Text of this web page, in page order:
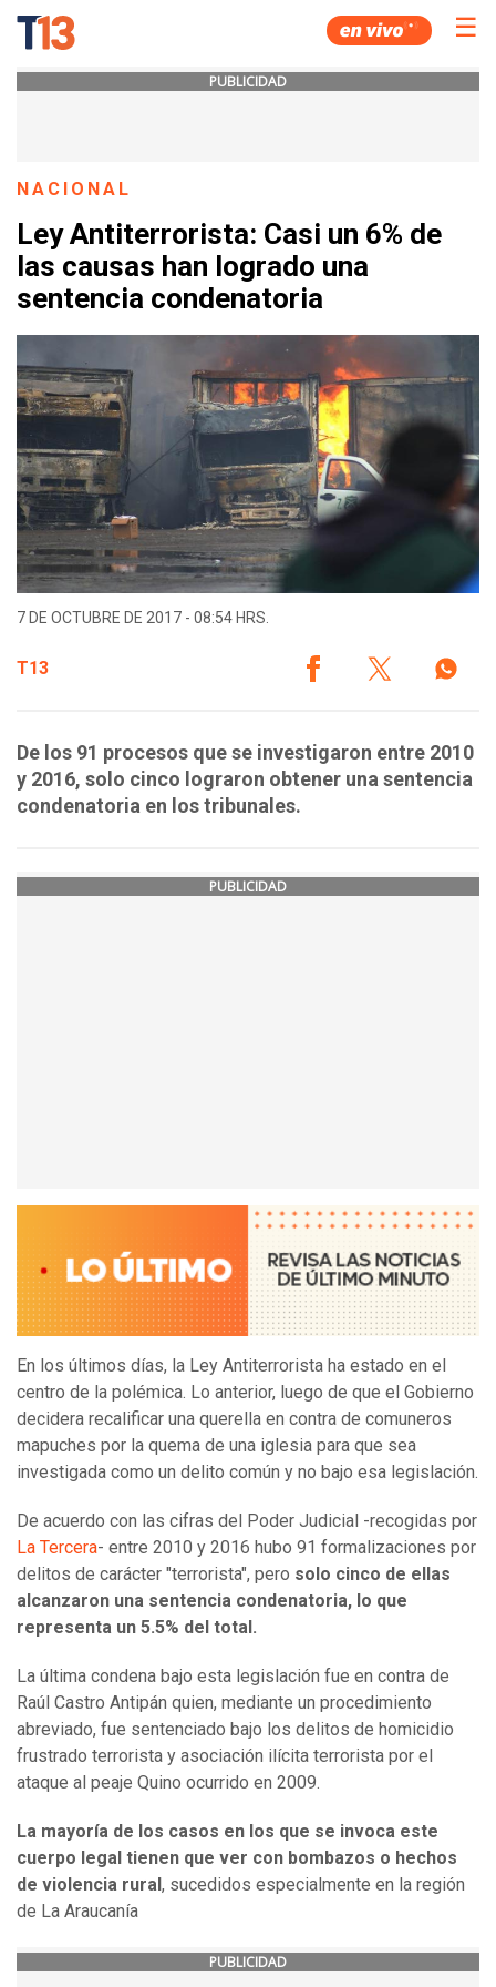
☰
PUBLICIDAD
NACIONAL
Ley Antiterrorista: Casi un 6% de
las causas han logrado una
sentencia condenatoria
7 DE OCTUBRE DE 2017 - 08:54 HRS.
T13
De los 91 procesos que se investigaron entre 2010
y 2016, solo cinco lograron obtener una sentencia
condenatoria en los tribunales.
PUBLICIDAD
En los últimos días, la Ley Antiterrorista ha estado en el
centro de la polémica. Lo anterior, luego de que el Gobierno
decidera recalificar una querella en contra de comuneros
mapuches por la quema de una iglesia para que sea
investigada como un delito común y no bajo esa legislación.
De acuerdo con las cifras del Poder Judicial -recogidas por
La Tercera- entre 2010 y 2016 hubo 91 formalizaciones por
delitos de carácter "terrorista", pero solo cinco de ellas
alcanzaron una sentencia condenatoria, lo que
representa un 5.5% del total.
La última condena bajo esta legislación fue en contra de
Raúl Castro Antipán quien, mediante un procedimiento
abreviado, fue sentenciado bajo los delitos de homicidio
frustrado terrorista y asociación ilícita terrorista por el
ataque al peaje Quino ocurrido en 2009.
La mayoría de los casos en los que se invoca este
cuerpo legal tienen que ver con bombazos o hechos
de violencia rural , sucedidos especialmente en la región
de La Araucanía
PUBLICIDAD